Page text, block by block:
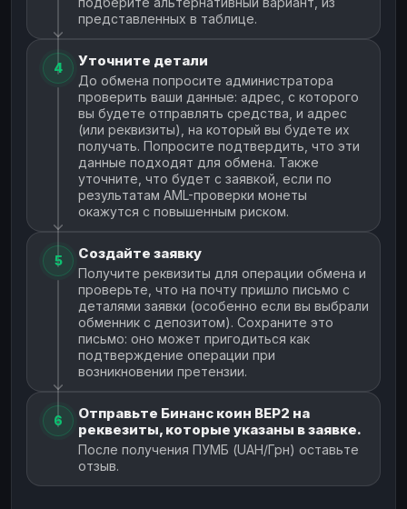
представленных в таблице.
4 Уточните детали
До обмена попросите администратора
проверить ваши данные: адрес, с которого
вы будете отправлять средства, и адрес
(или реквизиты), на который вы будете их
получать. Попросите подтвердить, что эти
данные подходят для обмена. Также
уточните, что будет с заявкой, если по
результатам AML-проверки монеты
окажутся с повышенным риском.
5 Создайте заявку
Получите реквизиты для операции обмена и
проверьте, что на почту пришло письмо с
деталями заявки (особенно если вы выбрали
обменник с депозитом). Сохраните это
письмо: оно может пригодиться как
подтверждение операции при
возникновении претензии.
6
Отправьте Бинанс коин BEP2 на
реквезиты, которые указаны в заявке.
После получения ПУМБ (UAH/Грн) оставьте
отзыв.